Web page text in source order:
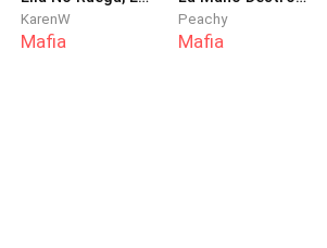
León me lanzó una mirada de
KarenW
Mafia
Peachy
Mafia